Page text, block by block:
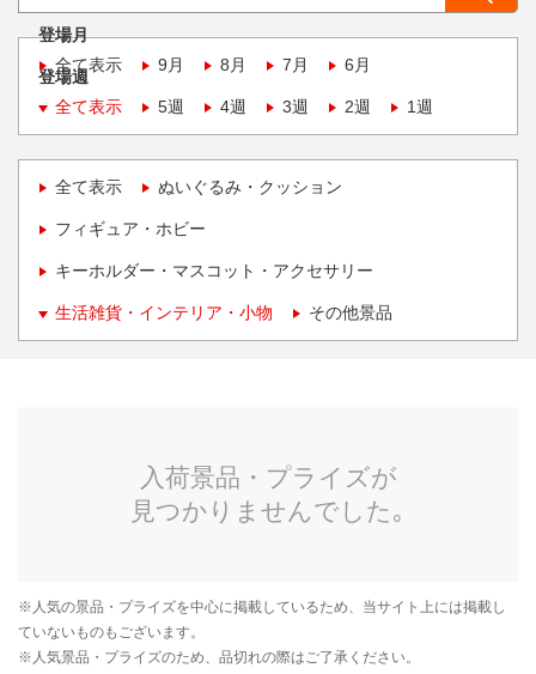
登場月
全て表示
9月 8月 7月 6月
登場週
全て表示
5週 4週 3週 2週 1週
全て表示 ぬいぐるみ・クッション
フィギュア・ホビー
キーホルダー・マスコット・アクセサリー
生活雑貨・インテリア・小物 その他景品